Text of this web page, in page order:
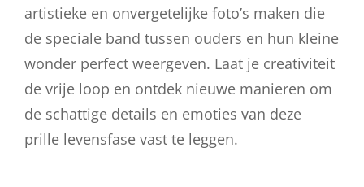
artistieke en onvergetelijke foto’s maken die
de speciale band tussen ouders en hun kleine
wonder perfect weergeven. Laat je creativiteit
de vrije loop en ontdek nieuwe manieren om
de schattige details en emoties van deze
prille levensfase vast te leggen.